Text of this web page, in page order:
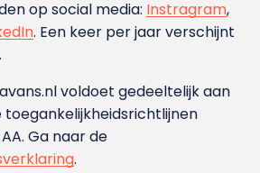
op social media: Instragram,
. Een keer per jaar verschijnt
voldoet gedeeltelijk aan
AA. Ga naar de
.